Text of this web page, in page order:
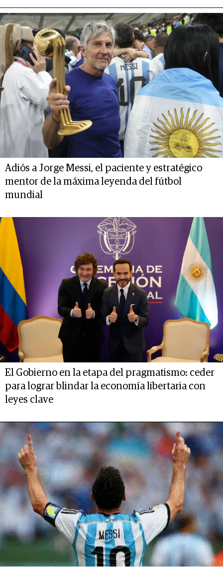
Adiós a Jorge Messi, el paciente y estratégico
mentor de la máxima leyenda del fútbol
mundial
El Gobierno en la etapa del pragmatismo: ceder
para lograr blindar la economía libertaria con
leyes clave